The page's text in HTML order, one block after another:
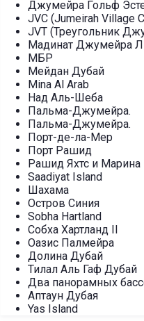
Джумейра Гольф
JVC (Jumeirah Village
JVT (Треугольник
Мадинат Джумейра
МБР
Мейдан Дубай
Mina Al Arab
Над Аль-Шеба
Пальма-Джумейра.
Пальма-Джумейра.
Порт-де-ла-Мер
Порт Рашид
Рашид Яхтс и Марина
Saadiyat Island
Шахама
Остров Синия
Sobha Hartland
Собха Хартланд II
Оазис Палмейра
Долина Дубай
Тилал Аль Гаф Дубай
Два панорамных
Аптаун Дубая
Yas Island